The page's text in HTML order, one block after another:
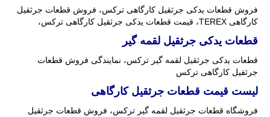
فروش قطعات یدکی جرثقیل کارگاهی ترکس، فروش قطعات جرثقیل
کارگاهی TEREX، قیمت قطعات یدکی جرثقیل کارگاهی ترکس،
قطعات یدکی جرثقیل لقمه گیر
قطعات یدکی جرثقیل لقمه گیر ترکس، نمایندگی فروش قطعات
جرثقیل کارگاهی ترکس
لیست قیمت قطعات جرثقیل کارگاهی
فروشگاه قطعات جرثقیل لقمه گیر ترکس، فروش قطعات جرثقیل